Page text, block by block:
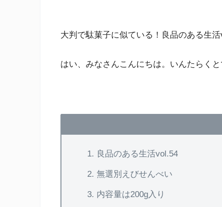
大判で駄菓子に似ている！良品のある生
はい、みなさんこんにちは。いんたらく
良品のある生活vol.54
無選別えびせんべい
内容量は200g入り